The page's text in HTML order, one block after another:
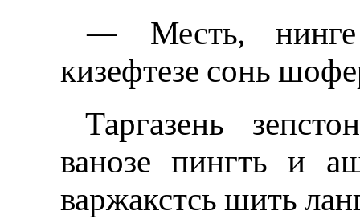
— Месть,
кизефтезе сонь
Таргазень
ванозе пингть и
варжакстсь шить